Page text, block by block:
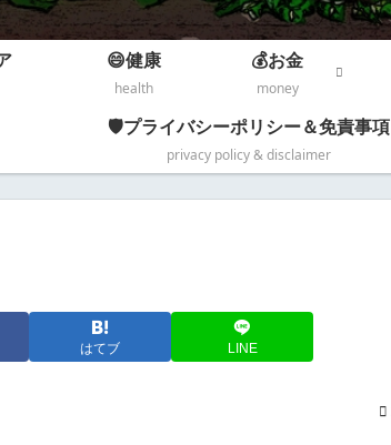
😄健康
health
💰お金
money
🛡️プライバシーポリシー＆免責事項
privacy policy & disclaimer
はてブ LINE